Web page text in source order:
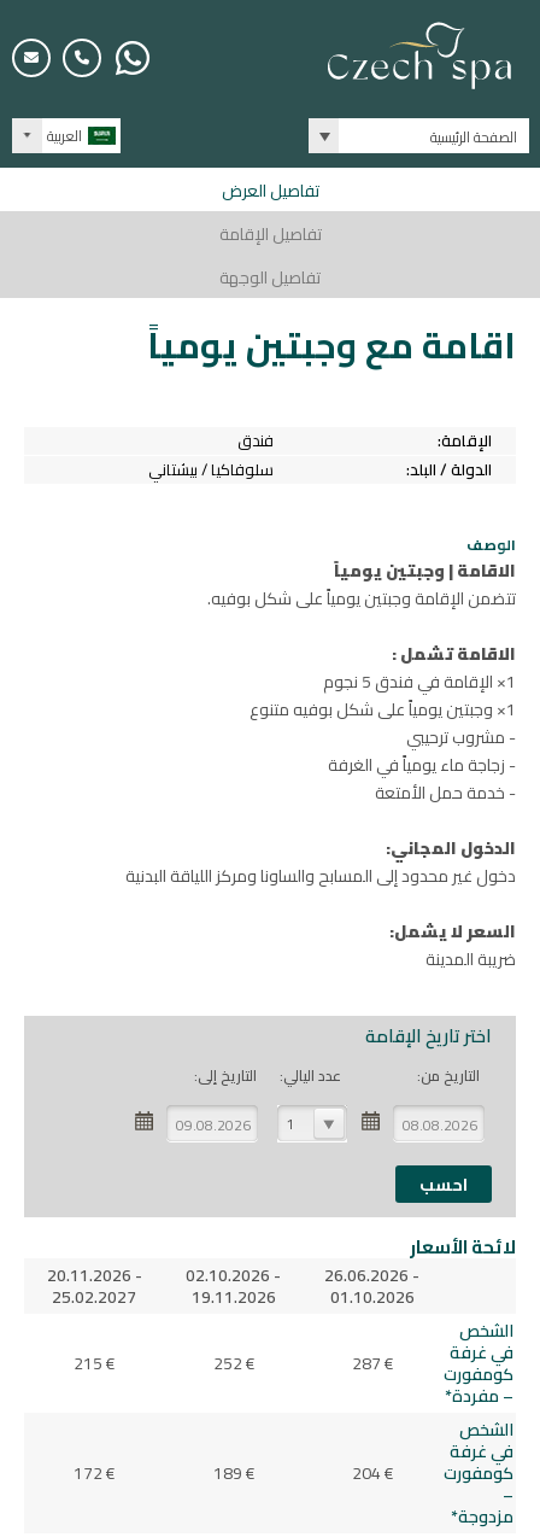
العربية الصفحة الرئيسية
تفاصيل العرض
تفاصيل الإقامة
تفاصيل الوجهة
اقامة مع وجبتين يومياً
الإقامة:
فندق
الدولة / البلد:
سلوفاكيا / بيشتاني
الوصف
الاقامة | وجبتين يومياً
تتضمن الإقامة وجبتين يومياً على شكل بوفيه.
الاقامة تشمل :
1× الإقامة في فندق 5 نجوم
1× وجبتين يومياً على شكل بوفيه متنوع
- مشروب ترحيبي
- زجاجة ماء يومياً في الغرفة
- خدمة حمل الأمتعة
الدخول المجاني:
دخول غير محدود إلى المسابح والساونا ومركز اللياقة البدنية
السعر لا يشمل:
ضريبة المدينة
اختر تاريخ الإقامة
التاريخ من:
عدد اليالي:
1
التاريخ إلى:
لائحة الأسعار
26.06.2026 -
01.10.2026
02.10.2026 -
19.11.2026
20.11.2026 -
25.02.2027
الشخص
في غرفة
كومفورت
– مفردة*
287 €
252 €
215 €
الشخص
في غرفة
كومفورت
–
مزدوجة*
204 €
189 €
172 €